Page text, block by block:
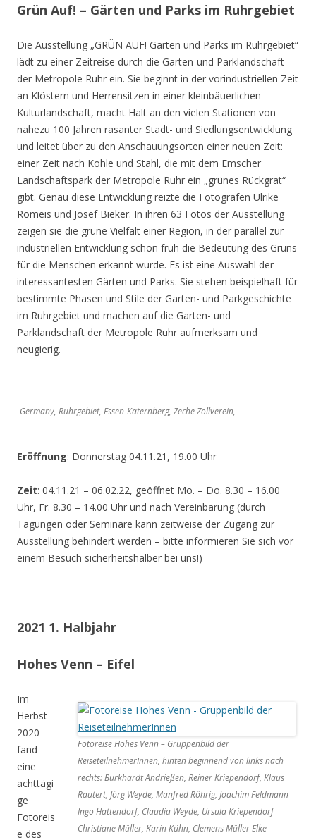
Grün Auf! – Gärten und Parks im Ruhrgebiet
Die Ausstellung „GRÜN AUF! Gärten und Parks im Ruhrgebiet“
lädt zu einer Zeitreise durch die Garten-und Parklandschaft
der Metropole Ruhr ein. Sie beginnt in der vorindustriellen Zeit
an Klöstern und Herrensitzen in einer kleinbäuerlichen
Kulturlandschaft, macht Halt an den vielen Stationen von
nahezu 100 Jahren rasanter Stadt- und Siedlungsentwicklung
und leitet über zu den Anschauungsorten einer neuen Zeit:
einer Zeit nach Kohle und Stahl, die mit dem Emscher
Landschaftspark der Metropole Ruhr ein „grünes Rückgrat“
gibt. Genau diese Entwicklung reizte die Fotografen Ulrike
Romeis und Josef Bieker. In ihren 63 Fotos der Ausstellung
zeigen sie die grüne Vielfalt einer Region, in der parallel zur
industriellen Entwicklung schon früh die Bedeutung des Grüns
für die Menschen erkannt wurde. Es ist eine Auswahl der
interessantesten Gärten und Parks. Sie stehen beispielhaft für
bestimmte Phasen und Stile der Garten- und Parkgeschichte
im Ruhrgebiet und machen auf die Garten- und
Parklandschaft der Metropole Ruhr aufmerksam und
neugierig.
Germany, Ruhrgebiet, Essen-Katernberg, Zeche Zollverein,
Eröffnung: Donnerstag 04.11.21, 19.00 Uhr
Zeit: 04.11.21 – 06.02.22, geöffnet Mo. – Do. 8.30 – 16.00
Uhr, Fr. 8.30 – 14.00 Uhr und nach Vereinbarung (durch
Tagungen oder Seminare kann zeitweise der Zugang zur
Ausstellung behindert werden – bitte informieren Sie sich vor
einem Besuch sicherheitshalber bei uns!)
2021 1. Halbjahr
Hohes Venn – Eifel
Fotoreise Hohes Venn – Gruppenbild der
ReiseteilnehmerInnen, hinten beginnend von links nach
rechts: Burkhardt Andrießen, Reiner Kriependorf, Klaus
Rautert, Jörg Weyde, Manfred Röhrig, Joachim Feldmann
Ingo Hattendorf, Claudia Weyde, Ursula Kriependorf
Christiane Müller, Karin Kühn, Clemens Müller Elke
Im
Herbst
2020
fand
eine
achttägi
ge
Fotoreis
e des